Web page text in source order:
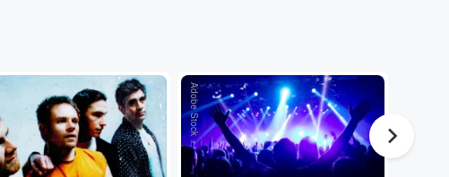
Adobe Stock